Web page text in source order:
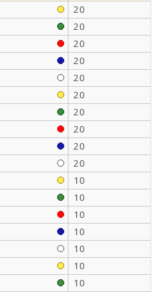
20
20
20
20
20
20
20
20
20
20
10
10
10
10
10
10
10